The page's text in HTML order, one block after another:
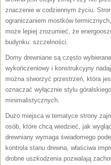
znaczenie w codziennym życiu.
ograniczaniem mostków
może lepiej zrozumieć, że
budynku: szczelności.
Domy drewniane są często
wykończeniowy i konstrukcyjny
można stworzyć przestrzeń, która
oznaczać wyłącznie stylu
minimalistycznych.
Dużo miejsca w tematyce strony
osób, które chcą wiedzieć, jak
drewniany wymaga świadomego
kontrola stanu drewna, właściwa
drobne uszkodzenia pozwalają